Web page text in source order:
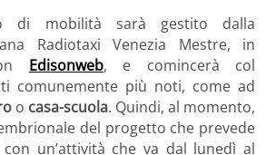
di mobilità sarà gestito dalla
Radiotaxi Venezia Mestre, in
Edisonweb, e comincerà col
comunemente più noti, come ad
o casa-scuola. Quindi, al momento,
del progetto che prevede
un’attività che va dal lunedì al